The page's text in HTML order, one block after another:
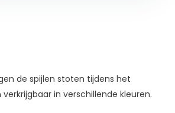
de spijlen stoten tijdens het
in verschillende kleuren.